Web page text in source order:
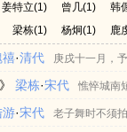
姜特立(1) 曾几(1) 韩
梁栋(1) 杨炯(1) 鹿
禧·清代 庚戌十一月，
人乎？”子灿为述大铁
人，工技击，七省好事
》梁栋·宋代 憔悴城南
他蜂蝶黄花老，明月园
游·宋代 老子舞时不须